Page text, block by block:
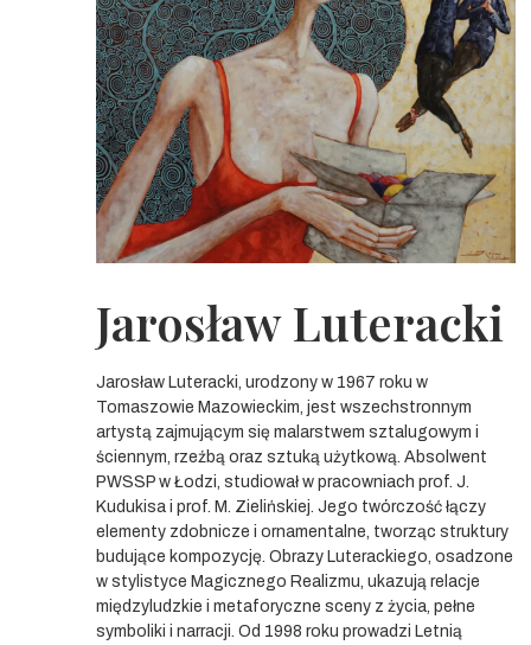
Jarosław Luteracki
Jarosław Luteracki, urodzony w 1967 roku w
Tomaszowie Mazowieckim, jest wszechstronnym
artystą zajmującym się malarstwem sztalugowym i
ściennym, rzeźbą oraz sztuką użytkową. Absolwent
PWSSP w Łodzi, studiował w pracowniach prof. J.
Kudukisa i prof. M. Zielińskiej. Jego twórczość łączy
elementy zdobnicze i ornamentalne, tworząc struktury
budujące kompozycję. Obrazy Luterackiego, osadzone
w stylistyce Magicznego Realizmu, ukazują relacje
międzyludzkie i metaforyczne sceny z życia, pełne
symboliki i narracji. Od 1998 roku prowadzi Letnią